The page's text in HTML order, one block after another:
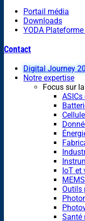
Portail média
Downloads
YODA
Contact
Digital Journey
Notre expertise
Focus sur
IoT et
MEMS
Outils
Santé